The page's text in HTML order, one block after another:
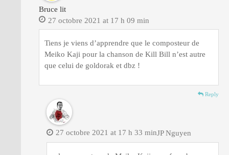
Bruce lit
27 octobre 2021 at 17 h 09 min
Tiens je viens d’apprendre que le composteur de
Meiko Kaji pour la chanson de Kill Bill n’est autre
que celui de goldorak et dbz !
Reply
JP Nguyen
27 octobre 2021 at 17 h 33 min